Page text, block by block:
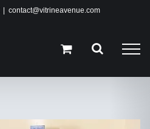
contact@vitrineavenue.com